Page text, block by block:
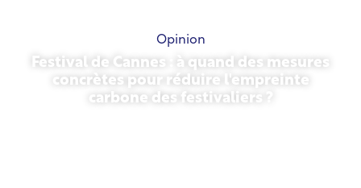
Opinion
Festival de Cannes : à quand des mesures
concrètes pour réduire l'empreinte
carbone des festivaliers ?